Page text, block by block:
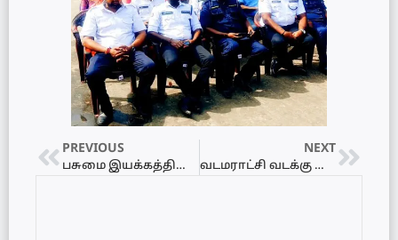
PREVIOUS
பசுமை இயக்கத்தின் சமகால அரசியல் அரங்கு கோண்டாவிலில் இடம்பெற்றது
NEXT
வடமராட்சி வடக்கு பிரதேச செயலராக சிவபாதசுந்தரம் சத்தியசீலன் பதவிகளை பெறுப்பேற்றார்!